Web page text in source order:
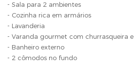
- Sala para 2 ambientes
- Cozinha rica em armários
- Lavanderia
- Varanda gourmet com churrasqueira e
- Banheiro externo
- 2 cômodos no fundo